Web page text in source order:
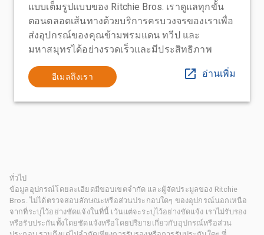
แบบเต็มรูปแบบของ Ritchie Bros. เราดูแลทุกขั้น
ตอนตลอดเส้นทางด้วยบริการครบวงจรของเราเพื่อ
ส่งอุปกรณ์ของคุณข้ามพรมแดน ทวีป และ
มหาสมุทรได้อย่างรวดเร็วและมีประสิทธิภาพ
อีเมลถึงเรา อ่านเพิ่ม
ทั่วไป
ข้อมูลอุปกรณ์โดยละเอียดมีขอบเขตจำกัด และผู้จัดประมูลของ Ritchie
Bros. ไม่ได้ตรวจสอบลักษณะหรือส่วนประกอบใดๆ ของอุปกรณ์นอกเหนือ
จากที่ระบุไว้อย่างชัดแจ้งในที่นี้ เว้นแต่จะระบุไว้อย่างชัดแจ้ง เราไม่รับรอง
หรือรับประกันทั้งโดยชัดแจ้งหรือโดยปริยายเกี่ยวกับอุปกรณ์หรือส่วน